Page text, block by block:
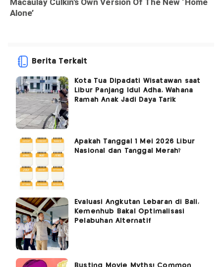
Berita Terkait
Kota Tua Dipadati Wisatawan saat
Libur Panjang Idul Adha, Wahana
Ramah Anak Jadi Daya Tarik
Apakah Tanggal 1 Mei 2026 Libur
Nasional dan Tanggal Merah?
Evaluasi Angkutan Lebaran di Bali,
Kemenhub Bakal Optimalisasi
Pelabuhan Alternatif